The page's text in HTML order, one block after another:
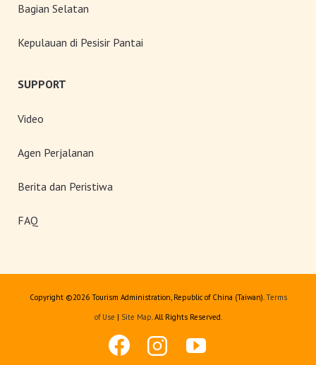
Bagian Selatan
Kepulauan di Pesisir Pantai
SUPPORT
Video
Agen Perjalanan
Berita dan Peristiwa
FAQ
Copyright ©2026 Tourism Administration, Republic of China (Taiwan). Terms
of Use | Site Map . All Rights Reserved.